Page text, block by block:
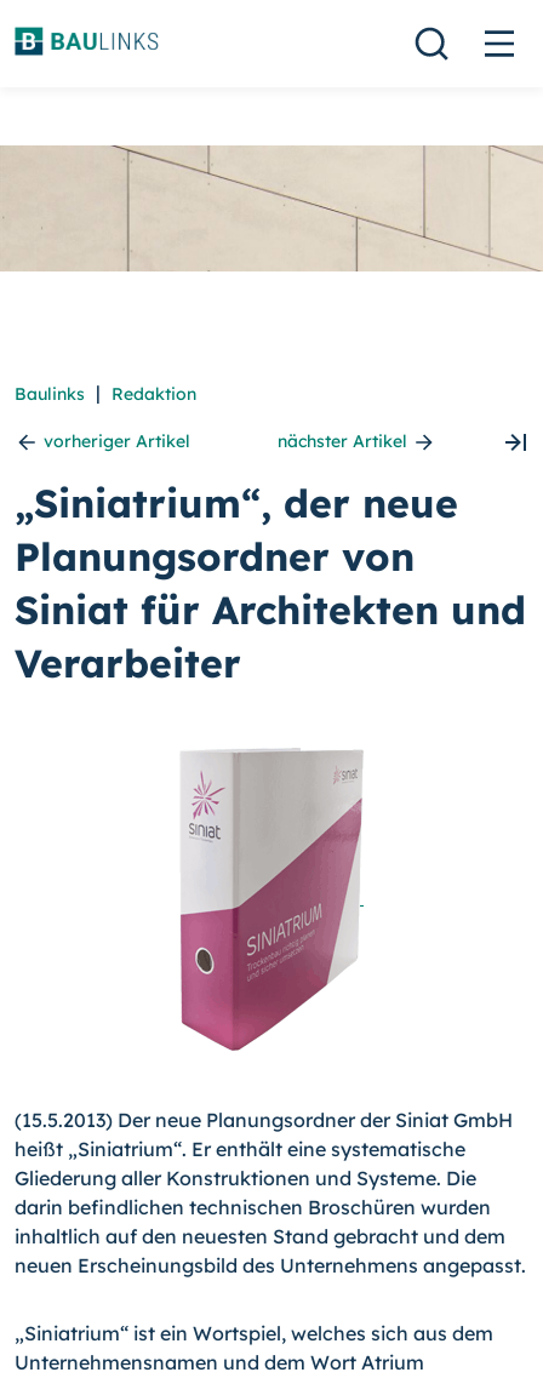
Baulinks | Redaktion
vorheriger Artikel nächster Artikel
„Siniatrium“, der neue
Planungsordner von
Siniat für Architekten und
Verarbeiter
(15.5.2013) Der neue Planungsordner der Siniat GmbH
heißt „Siniatrium“. Er enthält eine systematische
Gliederung aller Konstruktionen und Systeme. Die
darin befindlichen techni­schen Broschüren wurden
inhaltlich auf den neuesten Stand gebracht und dem
neuen Erscheinungsbild des Unternehmens angepasst.
„Siniatrium“ ist ein Wortspiel, welches sich aus dem
Unterneh­mensnamen und dem Wort Atrium